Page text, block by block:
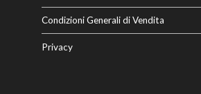
Condizioni Generali di Vendita
Privacy